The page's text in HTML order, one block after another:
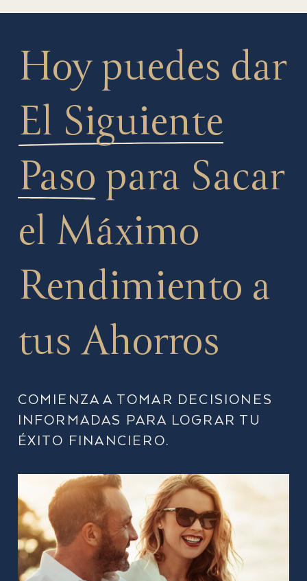
Hoy puedes dar
El Siguiente
Paso para Sacar
el Máximo
Rendimiento a
tus Ahorros
COMIENZA A TOMAR DECISIONES
INFORMADAS PARA LOGRAR TU
ÉXITO FINANCIERO.